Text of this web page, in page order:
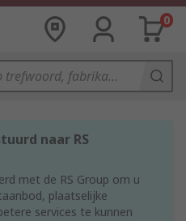
0
naar RS
met de RS Group om u
plaatselijke
services te kunnen